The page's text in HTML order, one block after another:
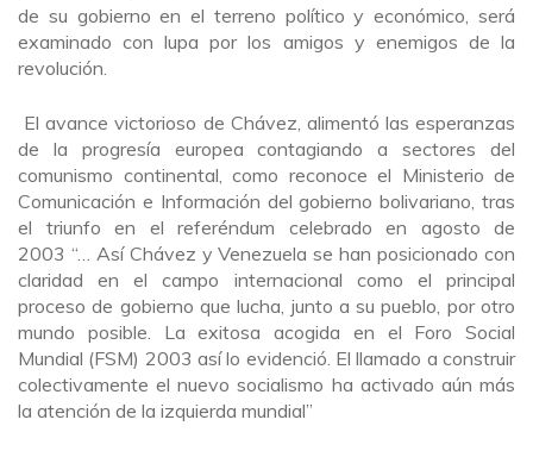
de su gobierno en el terreno político y económico, será
examinado con lupa por los amigos y enemigos de la
revolución.
El avance victorioso de Chávez, alimentó las esperanzas
de la progresía europea contagiando a sectores del
comunismo continental, como reconoce el Ministerio de
Comunicación e Información del gobierno bolivariano, tras
el triunfo en el referéndum celebrado en agosto de
2003 “… Así Chávez y Venezuela se han posicionado con
claridad en el campo internacional como el principal
proceso de gobierno que lucha, junto a su pueblo, por otro
mundo posible. La exitosa acogida en el Foro Social
Mundial (FSM) 2003 así lo evidenció. El llamado a construir
colectivamente el nuevo socialismo ha activado aún más
la atención de la izquierda mundial”